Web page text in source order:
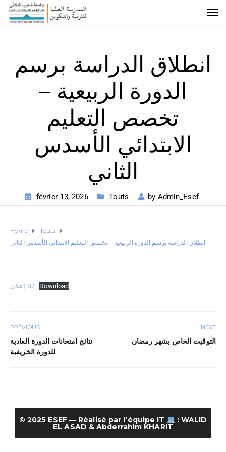
انطلاق الدراسة برسم
الدورة الربيعية –
تخصص التعليم
الابتدائي الأسدس
الثاني
février 13, 2026 Touts by Admin_Esef
Home
Touts
انطلاق الدراسة برسم الدورة الربيعية – تخصص التعليم الابتدائي الأسدس الثاني
إعلان S2 Download
PREVIOUS
نتائج امتحانات الدورة العادية
للدورة الخريفية
NEXT
التوقيت الخاص بشهر رمضان
© 2025 ESEF — Réalisé par l’équipe IT : WALID
EL ASAD &Abderrahim KHARIT